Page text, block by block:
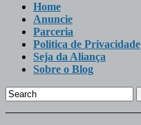
Home
Anuncie
Parceria
Politica de Privacidade
Seja da Aliança
Sobre o Blog